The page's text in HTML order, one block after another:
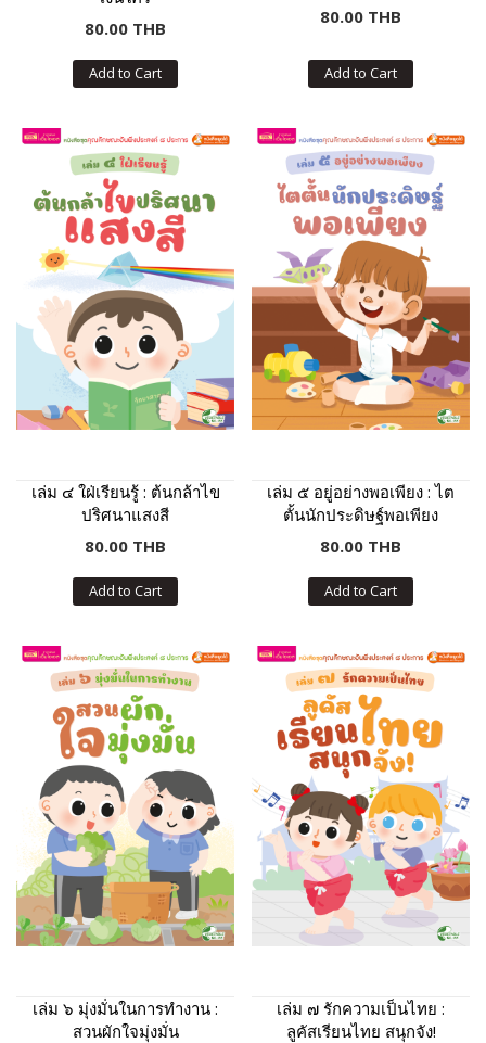
80.00 THB
Add to Cart
80.00 THB
Add to Cart
เล่ม ๔ ใฝ่เรียนรู้ : ต้นกล้าไข
ปริศนาแสงสี
80.00 THB
Add to Cart
เล่ม ๕ อยู่อย่างพอเพียง : ไต
ตั้นนักประดิษฐ์พอเพียง
80.00 THB
Add to Cart
เล่ม ๖ มุ่งมั่นในการทำงาน :
สวนผักใจมุ่งมั่น
เล่ม ๗ รักความเป็นไทย :
ลูคัสเรียนไทย สนุกจัง!